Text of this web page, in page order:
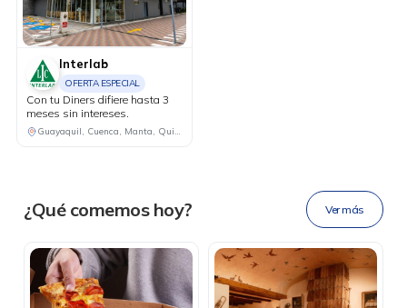
Interlab
OFERTA ESPECIAL
Con tu Diners difiere hasta 3
meses sin intereses.
Guayaquil, Cuenca, Manta, Quito, Machala
Ahora tus blu benefits
en una
sola app.
DESCÁRGALA
¿Qué comemos hoy? Ver más